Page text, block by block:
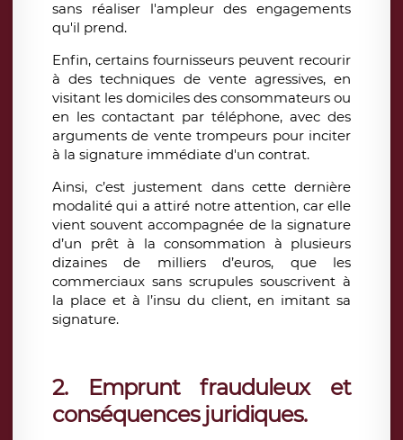
sans réaliser l'ampleur des engagements
qu'il prend.
Enfin, certains fournisseurs peuvent recourir
à des techniques de vente agressives, en
visitant les domiciles des consommateurs ou
en les contactant par téléphone, avec des
arguments de vente trompeurs pour inciter
à la signature immédiate d'un contrat.
Ainsi, c’est justement dans cette dernière
modalité qui a attiré notre attention, car elle
vient souvent accompagnée de la signature
d’un prêt à la consommation à plusieurs
dizaines de milliers d’euros, que les
commerciaux sans scrupules souscrivent à
la place et à l’insu du client, en imitant sa
signature.
2. Emprunt frauduleux et
conséquences juridiques.